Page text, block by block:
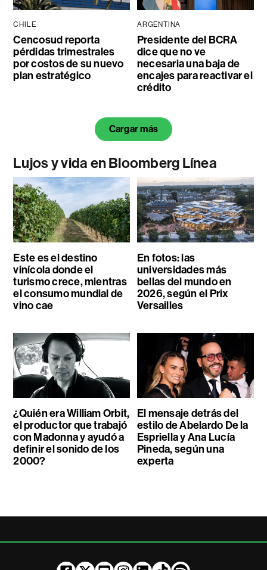
CHILE
Cencosud reporta
pérdidas trimestrales
por costos de su nuevo
plan estratégico
ARGENTINA
Presidente del BCRA
dice que no ve
necesaria una baja de
encajes para reactivar el
crédito
Cargar más
Lujos y vida en Bloomberg Línea
Este es el destino
vinícola donde el
turismo crece, mientras
el consumo mundial de
vino cae
En fotos: las
universidades más
bellas del mundo en
2026, según el Prix
Versailles
¿Quién era William Orbit,
el productor que trabajó
con Madonna y ayudó a
definir el sonido de los
2000?
El mensaje detrás del
estilo de Abelardo De la
Espriella y Ana Lucía
Pineda, según una
experta